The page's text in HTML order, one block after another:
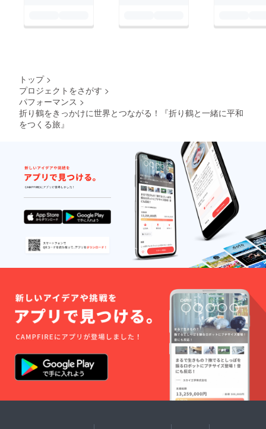
風評被害を増やしたい
からないまま残された
方々がどう明日に向
かって生きていけば良
生きていく子供たちに
明るい未来を残さない
といけません。 僕は
これからを生きる子供
たちに向けて折り鶴と
笑顔の写真を撮り多く
の方を笑顔にします。
あなたならどうします
か？
トップ >
プロジェクトをさがす >
パフォーマンス >
折り鶴をきっかけに世界とつながる！『折り鶴と一緒に平和
をつくる旅』